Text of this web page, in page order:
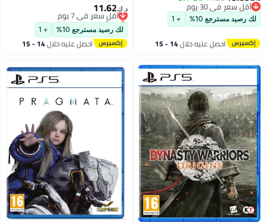
أقل سعر في 30 يوم
أقل سعر في 30 يوم
لك رصيد مسترجع 10% + 1
احصل عليه خلال 14 - 15
د.ك‏11.62
أقل سعر في 7 يوم
بتخلّص بسرعة
أقل سعر في 7 يوم
لك رصيد مسترجع 10% + 1
احصل عليه خلال 14 - 15